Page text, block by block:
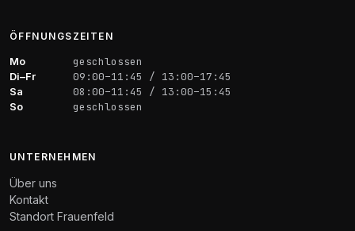
ÖFFNUNGSZEITEN
Mo geschlossen
Di–Fr 09:00–11:45 / 13:00–17:45
Sa 08:00–11:45 / 13:00–15:45
So geschlossen
UNTERNEHMEN
Über uns
Kontakt
Standort Frauenfeld